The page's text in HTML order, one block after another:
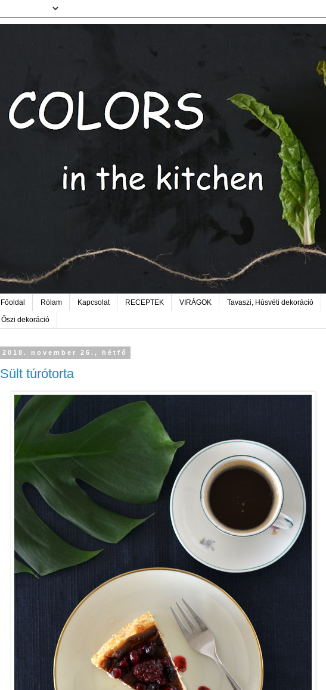
Főoldal Rólam Kapcsolat RECEPTEK VIRÁGOK Tavaszi, Húsvéti dekoráció
Őszi dekoráció
2018. november 26., hétfő
Sült túrótorta